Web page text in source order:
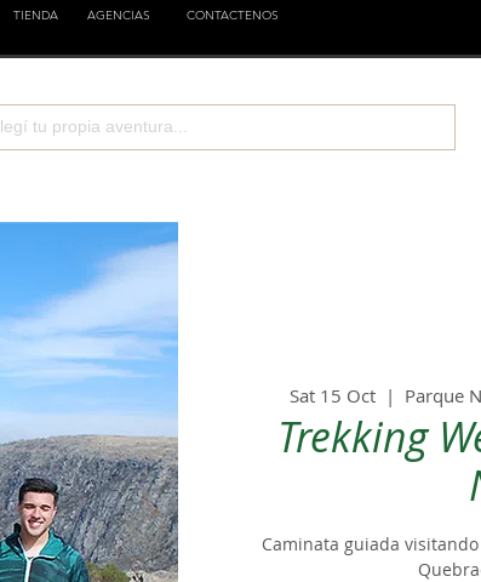
TIENDA AGENCIAS CONTACTENOS
Sat 15 Oct
  |
Parque
Trekking
Caminata guiada